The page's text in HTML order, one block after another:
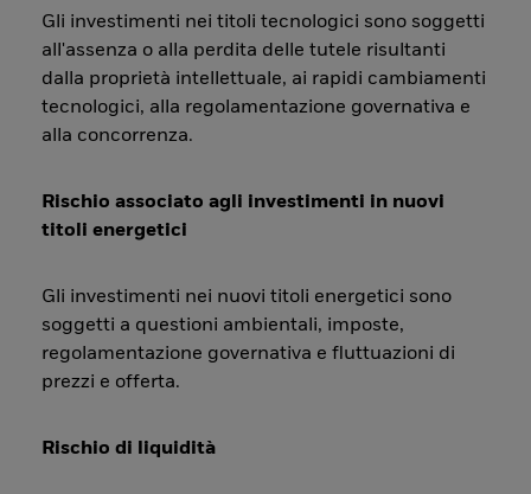
Gli investimenti nei titoli tecnologici sono soggetti
all'assenza o alla perdita delle tutele risultanti
dalla proprietà intellettuale, ai rapidi cambiamenti
tecnologici, alla regolamentazione governativa e
alla concorrenza.
Rischio associato agli investimenti in nuovi
titoli energetici
Gli investimenti nei nuovi titoli energetici sono
soggetti a questioni ambientali, imposte,
regolamentazione governativa e fluttuazioni di
prezzi e offerta.
Rischio di liquidità